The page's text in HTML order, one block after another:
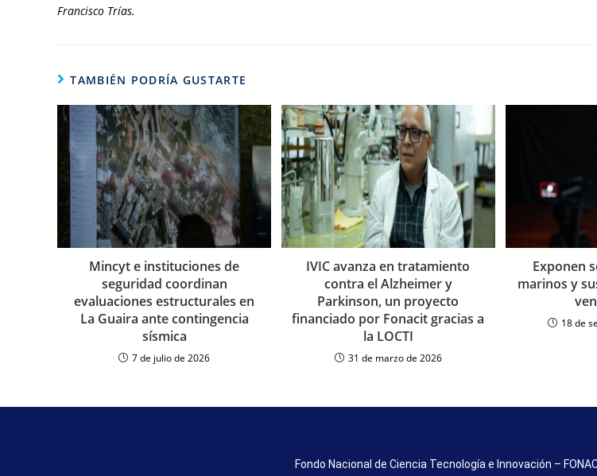
Francisco Trías.
TAMBIÉN PODRÍA GUSTARTE
Mincyt e instituciones de
seguridad coordinan
evaluaciones estructurales en
La Guaira ante contingencia
sísmica
7 de julio de 2026
IVIC avanza en tratamiento
contra el Alzheimer y
Parkinson, un proyecto
financiado por Fonacit gracias a
la LOCTI
31 de marzo de 2026
Exponen
marinos y
18 de
Fondo Nacional de Ciencia Tecnología e Innovación –